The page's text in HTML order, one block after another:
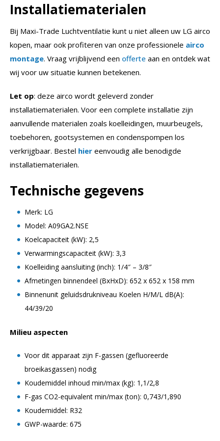
Installatiematerialen
Bij Maxi-Trade Luchtventilatie kunt u niet alleen uw LG airco
kopen, maar ook profiteren van onze professionele airco
montage. Vraag vrijblijvend een offerte aan en ontdek wat
wij voor uw situatie kunnen betekenen.
Let op: deze airco wordt geleverd zonder
installatiematerialen. Voor een complete installatie zijn
aanvullende materialen zoals koelleidingen, muurbeugels,
toebehoren, gootsystemen en condenspompen los
verkrijgbaar. Bestel hier eenvoudig alle benodigde
installatiematerialen.
Technische gegevens
Merk: LG
Model: A09GA2.NSE
Koelcapaciteit (kW): 2,5
Verwarmingscapaciteit (kW): 3,3
Koelleiding aansluiting (inch): 1/4″ – 3/8″
Afmetingen binnendeel (BxHxD): 652 x 652 x 158 mm
Binnenunit geluidsdrukniveau Koelen H/M/L dB(A):
44/39/20
Milieu aspecten
Voor dit apparaat zijn F-gassen (gefluoreerde
broeikasgassen) nodig
Koudemiddel inhoud min/max (kg): 1,1/2,8
F-gas CO2-equivalent min/max (ton): 0,743/1,890
Koudemiddel: R32
GWP-waarde: 675